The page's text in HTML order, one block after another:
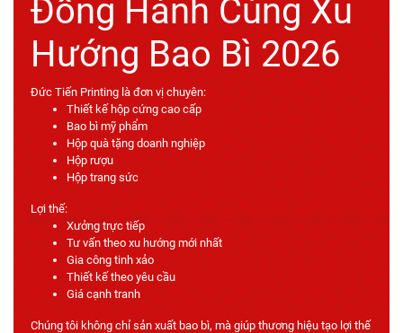
Đồng Hành Cùng Xu
Hướng Bao Bì 2026
Đức Tiến Printing là đơn vị chuyên:
Thiết kế hộp cứng cao cấp
Bao bì mỹ phẩm
Hộp quà tặng doanh nghiệp
Hộp rượu
Hộp trang sức
Lợi thế:
Xưởng trực tiếp
Tư vấn theo xu hướng mới nhất
Gia công tinh xảo
Thiết kế theo yêu cầu
Giá cạnh tranh
Chúng tôi không chỉ sản xuất bao bì, mà giúp thương hiệu tạo lợi thế